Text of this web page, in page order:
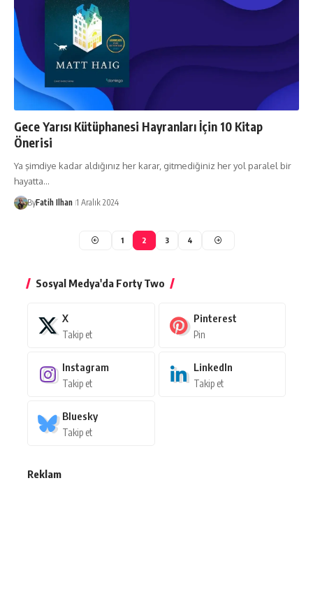
Gece Yarısı Kütüphanesi Hayranları İçin 10 Kitap
Önerisi
Ya şimdiye kadar aldığınız her karar, gitmediğiniz her yol paralel bir
hayatta…
ByFatih Ilhan 1 Aralık 2024
1 2 3 4
Sosyal Medya'da Forty Two
X
Takip et
Pinterest
Pin
Instagram
Takip et
LinkedIn
Takip et
Bluesky
Takip et
Reklam